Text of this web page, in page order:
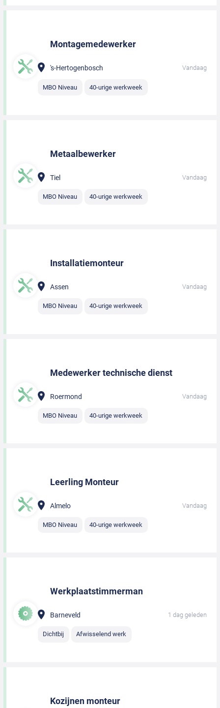
Montagemedewerker
's-Hertogenbosch Vandaag
MBO Niveau 40-urige werkweek
Metaalbewerker
Tiel Vandaag
MBO Niveau 40-urige werkweek
Installatiemonteur
Assen Vandaag
MBO Niveau 40-urige werkweek
Medewerker technische dienst
Roermond Vandaag
MBO Niveau 40-urige werkweek
Leerling Monteur
Almelo Vandaag
MBO Niveau 40-urige werkweek
Werkplaatstimmerman
Barneveld 1 dag geleden
Dichtbij Afwisselend werk
Kozijnen monteur